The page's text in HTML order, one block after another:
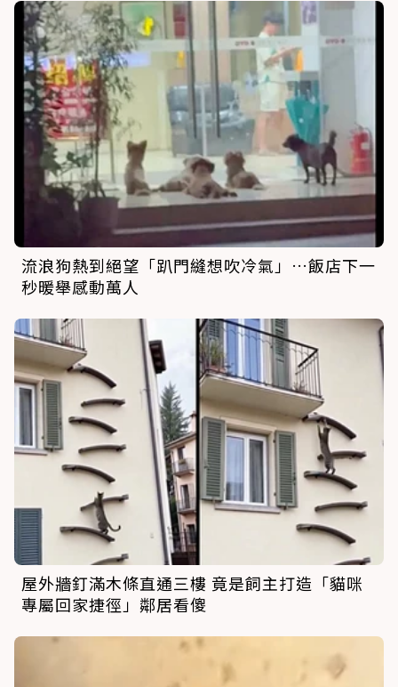
流浪狗熱到絕望「趴門縫想吹冷氣」…飯店下一
秒暖舉感動萬人
屋外牆釘滿木條直通三樓 竟是飼主打造「貓咪
專屬回家捷徑」鄰居看傻